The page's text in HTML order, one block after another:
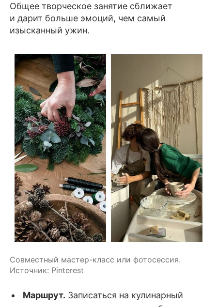
Общее творческое занятие сближает
и дарит больше эмоций, чем самый
изысканный ужин.
Совместный мастер-класс или фотосессия.
Источник: Pinterest
Маршрут. Записаться на кулинарный